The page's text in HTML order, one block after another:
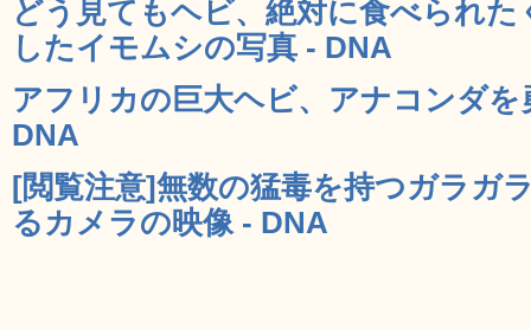
どう見てもヘビ、絶対に食べられ
したイモムシの写真 - DNA
アフリカの巨大ヘビ、アナコンダ
DNA
[閲覧注意]無数の猛毒を持つガラガ
るカメラの映像 - DNA